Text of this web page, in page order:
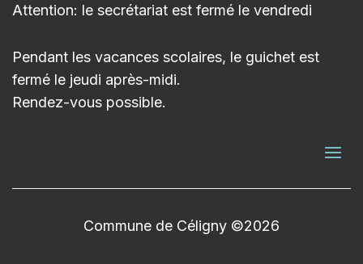
Attention: le secrétariat est fermé le vendredi
Pendant les vacances scolaires, le guichet est
fermé le jeudi après-midi.
Rendez-vous possible.
Commune de Céligny ©2026